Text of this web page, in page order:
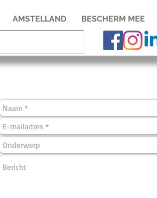
AMSTELLAND BESCHERM MEE